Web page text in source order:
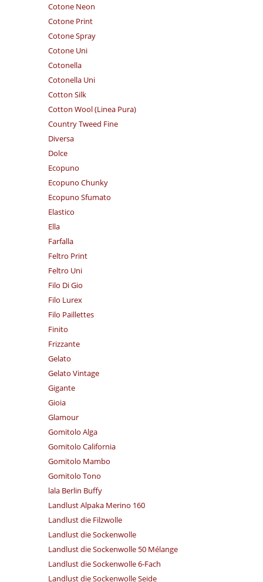
Cotone Neon
Cotone Print
Cotone Spray
Cotone Uni
Cotonella
Cotonella Uni
Cotton Silk
Cotton Wool (Linea Pura)
Country Tweed Fine
Diversa
Dolce
Ecopuno
Ecopuno Chunky
Ecopuno Sfumato
Elastico
Ella
Farfalla
Feltro Print
Feltro Uni
Filo Di Gio
Filo Lurex
Filo Paillettes
Finito
Frizzante
Gelato
Gelato Vintage
Gigante
Gioia
Glamour
Gomitolo Alga
Gomitolo California
Gomitolo Mambo
Gomitolo Tono
lala Berlin Buffy
Landlust Alpaka Merino 160
Landlust die Filzwolle
Landlust die Sockenwolle
Landlust die Sockenwolle 50 Mélange
Landlust die Sockenwolle 6-Fach
Landlust die Sockenwolle Seide